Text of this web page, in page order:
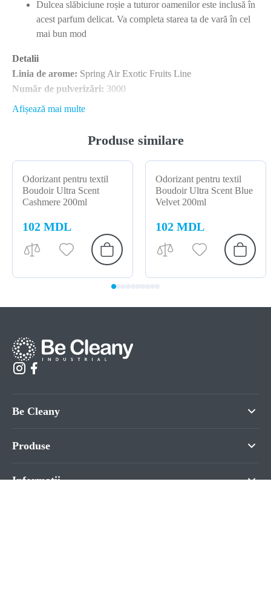
Dulcea slăbiciune roșie a tuturor oamenilor este inclusă în
acest parfum delicat. Va completa starea ta de vară în cel
mai bun mod
Detalii
Linia de arome: Spring Air Exotic Fruits Line
Număr de pulverizări: 3000
Volum:250 ml
Producător: SPRING AIR (Grecia)
Afișează mai multe
Produse similare
Odorizant pentru textil
Boudoir Ultra Scent
Cashmere 200ml
102 MDL
Odorizant pentru textil
Boudoir Ultra Scent Blue
Velvet 200ml
102 MDL
Be Cleany
Produse
Informații